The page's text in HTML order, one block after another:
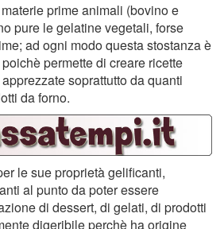
prime animali (bovino e
pure le gelatine vegetali, forse
ad ogni modo questa stostanza è
permette di creare ricette
soprattutto da quanti
da forno.
le sue proprietà gelificanti,
al punto da poter essere
di dessert, di gelati, di prodotti
digeribile perchè ha origine